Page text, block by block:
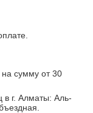
сумму от 30
в г. Алматы: Аль-